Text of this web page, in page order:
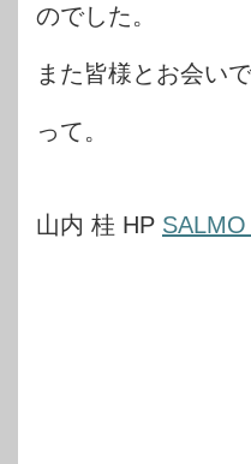
のでした。
また皆様とお会い
って。
山内 桂 HP